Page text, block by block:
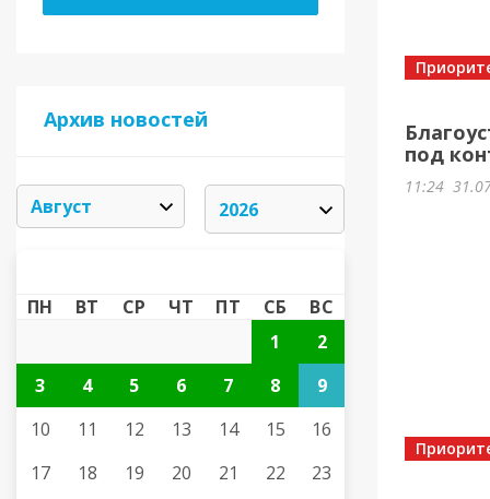
Архив новостей
ПН ВТ СР ЧТ ПТ СБ
ВС
1
2
3
4 5 6 7 8
9
10
11 12 13 14 15
16
17
18 19 20 21 22
23
под
11:24